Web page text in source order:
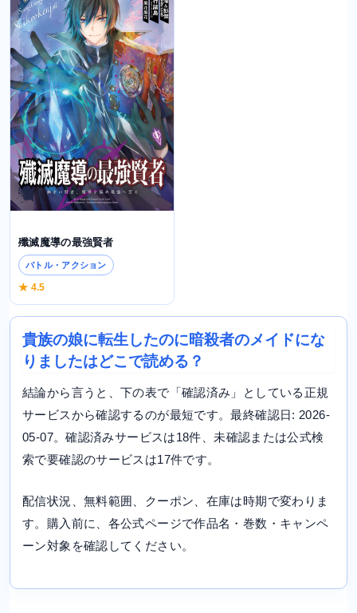
殲滅魔導の最強賢者
バトル・アクション
★ 4.5
貴族の娘に転生したのに暗殺者のメイドにな
りましたはどこで読める？
結論から言うと、下の表で「確認済み」としている正規
サービスから確認するのが最短です。最終確認日: 2026-
05-07。確認済みサービスは18件、未確認または公式検
索で要確認のサービスは17件です。
配信状況、無料範囲、クーポン、在庫は時期で変わりま
す。購入前に、各公式ページで作品名・巻数・キャンペ
ーン対象を確認してください。